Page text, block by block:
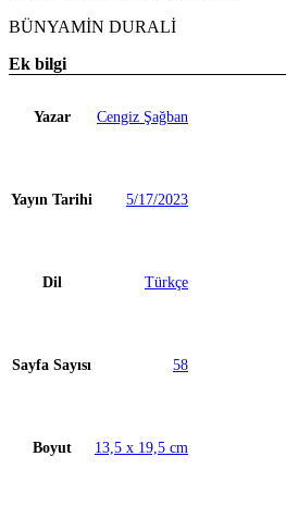
BÜNYAMİN DURALİ
Ek bilgi
Yazar Cengiz Şağban
Yayın Tarihi 5/17/2023
Dil Türkçe
Sayfa Sayısı 58
Boyut 13,5 x 19,5 cm